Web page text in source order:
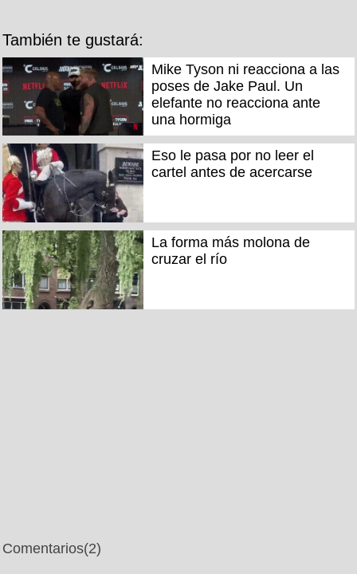
También te gustará:
Mike Tyson ni reacciona a las
poses de Jake Paul. Un
elefante no reacciona ante
una hormiga
Eso le pasa por no leer el
cartel antes de acercarse
La forma más molona de
cruzar el río
Comentarios(2)